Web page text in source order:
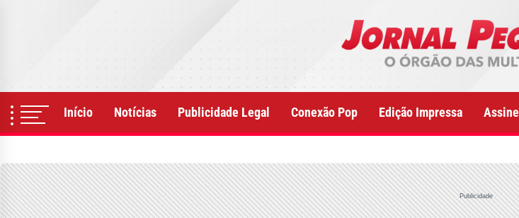
Início Notícias Publicidade Legal Conexão Pop Edição Impressa Assine
Publicidade